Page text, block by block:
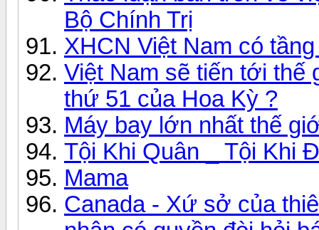
Bộ Chính Trị
XHCN Việt Nam có
Việt Nam sẽ tiến tới thế
thứ 51 của Hoa Kỳ ?
Máy bay lớn nhất thế
Tội Khi Quân _ Tội Khi
Mama
Canada - Xứ sở của